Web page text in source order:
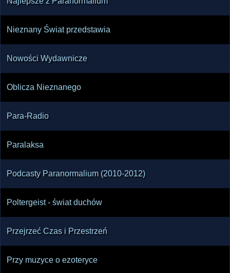
Nieznany Świat przedstawia
Nowości Wydawnicze
Oblicza Nieznanego
Para-Radio
Paralaksa
Podcasty Paranormalium (2010-2012)
Poltergeist - świat duchów
Przejrzeć Czas i Przestrzeń
Przy muzyce o ezoteryce